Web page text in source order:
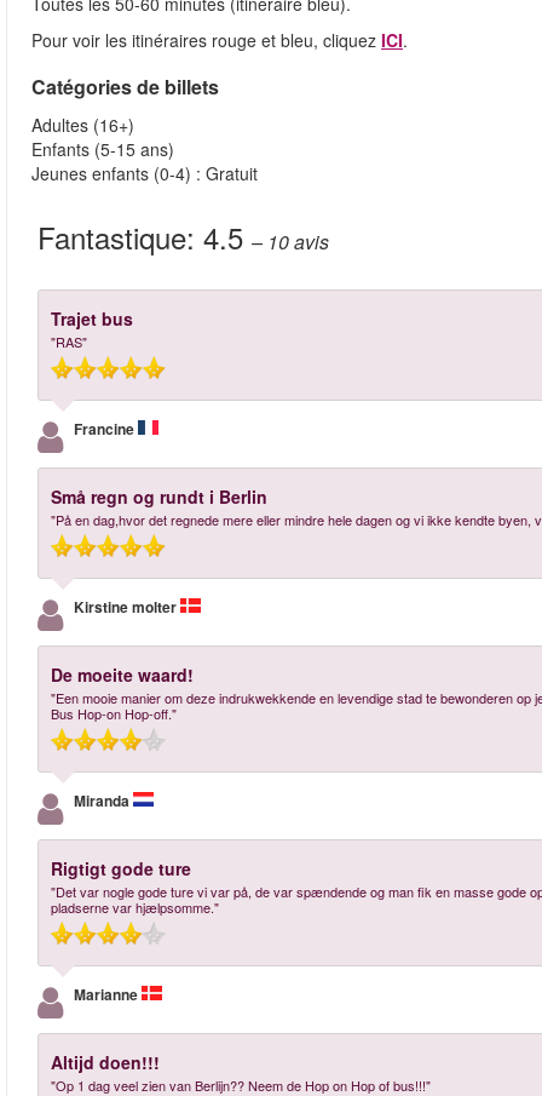
Pour voir les itinéraires rouge et bleu, cliquez ICI.
Catégories de billets
Adultes (16+)
Enfants (5-15 ans)
Jeunes enfants (0-4) : Gratuit
Fantastique: 4.5 – 10avis
Trajet bus
"RAS"
Francine
Små regn og rundt i Berlin
"På en dag,hvor det regnede mere eller mindre hele dagen og vi ikke kendte byen,
Kirstine molter
De moeite waard!
"Een mooie manier om deze indrukwekkende en levendige stad te bewonderen
Bus Hop-on Hop-off."
Miranda
Rigtigt gode ture
"Det var nogle gode ture vi var på, de var spændende og man fik en masse gode
pladserne var hjælpsomme."
Marianne
Altijd doen!!!
"Op 1 dag veel zien van Berlijn?? Neem de Hop on Hop of bus!!!"